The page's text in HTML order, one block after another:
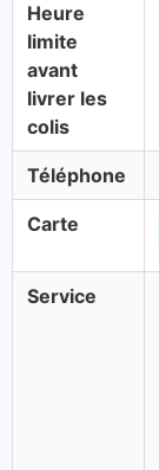
Heure
limite
avant
livrer les
colis
Téléphone
Carte
Service